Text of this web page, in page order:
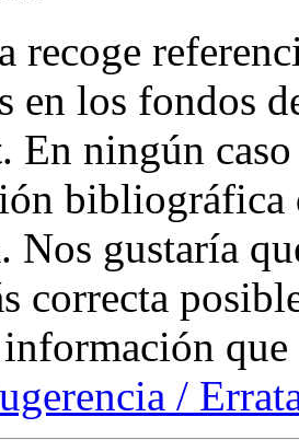
recoge
en los fondos
. En ningún
bibliográfica
Nos gustaría
correcta
/